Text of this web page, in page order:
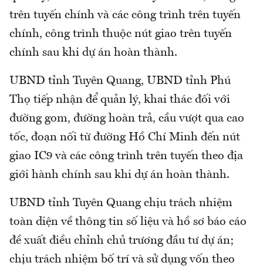
trên tuyến chính và các công trình trên tuyến
chính, công trình thuộc nút giao trên tuyến
chính sau khi dự án hoàn thành.
UBND tỉnh Tuyên Quang, UBND tỉnh Phú
Thọ tiếp nhận để quản lý, khai thác đối với
đường gom, đường hoàn trả, cầu vượt qua cao
tốc, đoạn nối từ đường Hồ Chí Minh đến nút
giao IC9 và các công trình trên tuyến theo địa
giới hành chính sau khi dự án hoàn thành.
UBND tỉnh Tuyên Quang chịu trách nhiệm
toàn diện về thông tin số liệu và hồ sơ báo cáo
đề xuất điều chỉnh chủ trương đầu tư dự án;
chịu trách nhiệm bố trí và sử dụng vốn theo